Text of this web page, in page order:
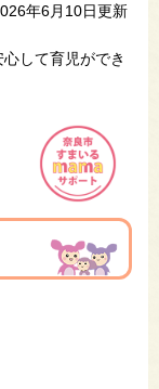
年6月10日更新
して育児ができ